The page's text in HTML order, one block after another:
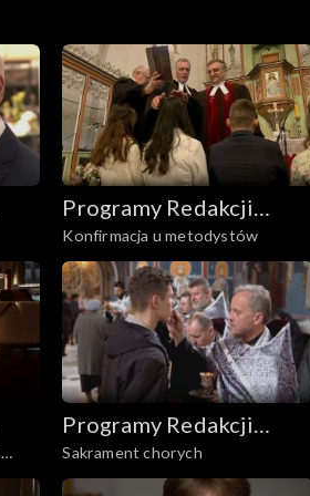
Programy Redakcji
Audycji Ekumenicznych
Konfirmacja u metodystów
Programy Redakcji
Audycji Ekumenicznych
Sakrament chorych